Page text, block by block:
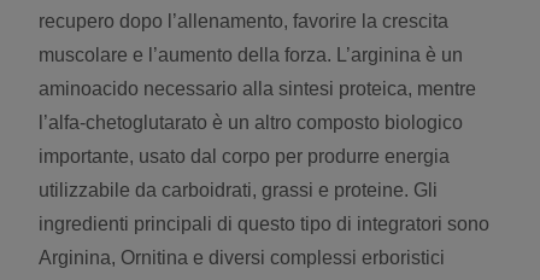
recupero dopo l’allenamento, favorire la crescita
muscolare e l’aumento della forza. L’arginina è un
aminoacido necessario alla sintesi proteica, mentre
l’alfa-chetoglutarato è un altro composto biologico
importante, usato dal corpo per produrre energia
utilizzabile da carboidrati, grassi e proteine. Gli
ingredienti principali di questo tipo di integratori sono
Arginina, Ornitina e diversi complessi erboristici